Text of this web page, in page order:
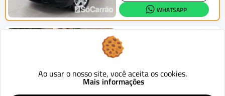
WHATSAPP
JeepRenegade
2023
R$ 99.900
Ao usar o nosso site, você aceita os cookies.
Mais informações